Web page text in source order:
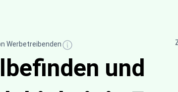
Werbetreibenden
und